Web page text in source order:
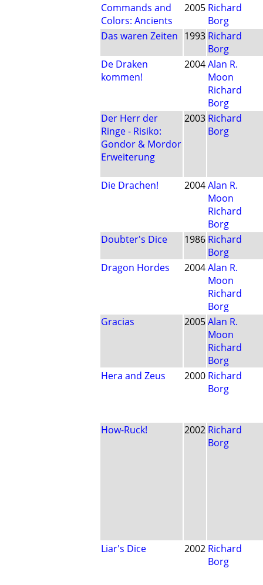
Commands and
Colors: Ancients
2005 Richard
Borg
Das waren Zeiten 1993 Richard
Borg
De Draken
kommen!
2004Alan R.
Moon
Richard
Borg
Der Herr der
Ringe - Risiko:
Gondor & Mordor
Erweiterung
2003 Richard
Borg
Die Drachen! 2004Alan R.
Moon
Richard
Borg
Doubter's Dice
1986 Richard
Borg
Dragon Hordes
2004Alan R.
Moon
Richard
Borg
Gracias
2005Alan R.
Moon
Richard
Borg
Hera and Zeus
2000 Richard
Borg
How-Ruck! 2002 Richard
Borg
Liar's Dice 2002 Richard
Borg